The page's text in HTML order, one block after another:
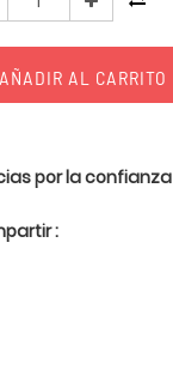
AÑADIR AL CARRITO
por la confianza
: